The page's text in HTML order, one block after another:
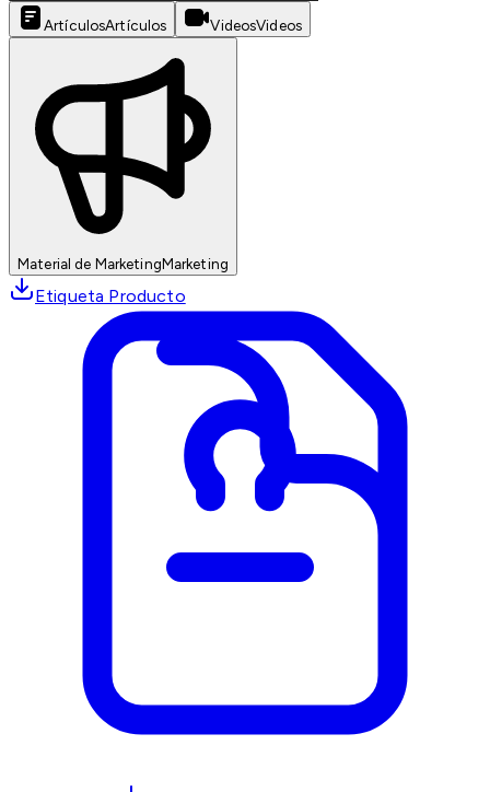
ArtículosArtículos VideosVideos
Material de MarketingMarketing
Etiqueta Producto